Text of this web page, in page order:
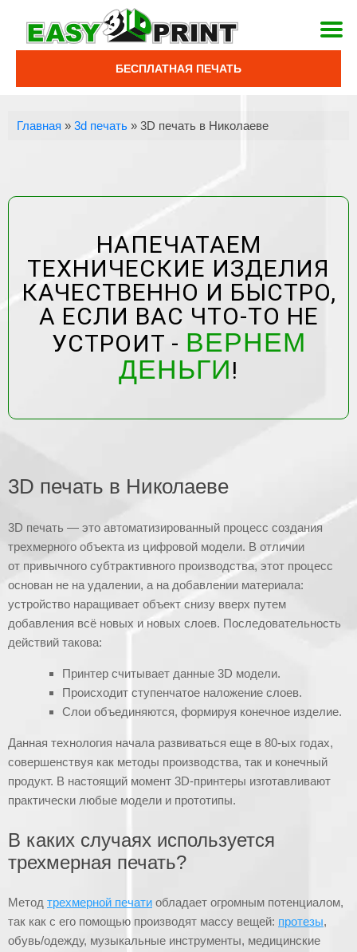
БЕСПЛАТНАЯ ПЕЧАТЬ
Главная »3d печать »3D печать в Николаеве
НАПЕЧАТАЕМ
ТЕХНИЧЕСКИЕ ИЗДЕЛИЯ
КАЧЕСТВЕННО И БЫСТРО,
А ЕСЛИ ВАС ЧТО-ТО НЕ
УСТРОИТ - ВЕРНЕМ
ДЕНЬГИ!
3D печать в Николаеве
3D печать — это автоматизированный процесс создания
трехмерного объекта из цифровой модели. В отличии
от привычного субтрактивного производства, этот процесс
основан не на удалении, а на добавлении материала:
устройство наращивает объект снизу вверх путем
добавления всё новых и новых слоев. Последовательность
действий такова:
Принтер считывает данные 3D модели.
Происходит ступенчатое наложение слоев.
Слои объединяются, формируя конечное изделие.
Данная технология начала развиваться еще в 80-ых годах,
совершенствуя как методы производства, так и конечный
продукт. В настоящий момент 3D-принтеры изготавливают
практически любые модели и прототипы.
В каких случаях используется
трехмерная печать?
Метод трехмерной печати обладает огромным потенциалом,
так как с его помощью производят массу вещей: протезы,
обувь/одежду, музыкальные инструменты, медицинские